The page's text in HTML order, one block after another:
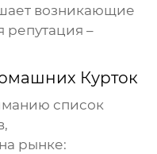
возникающие
–
Курток
список
рынке: